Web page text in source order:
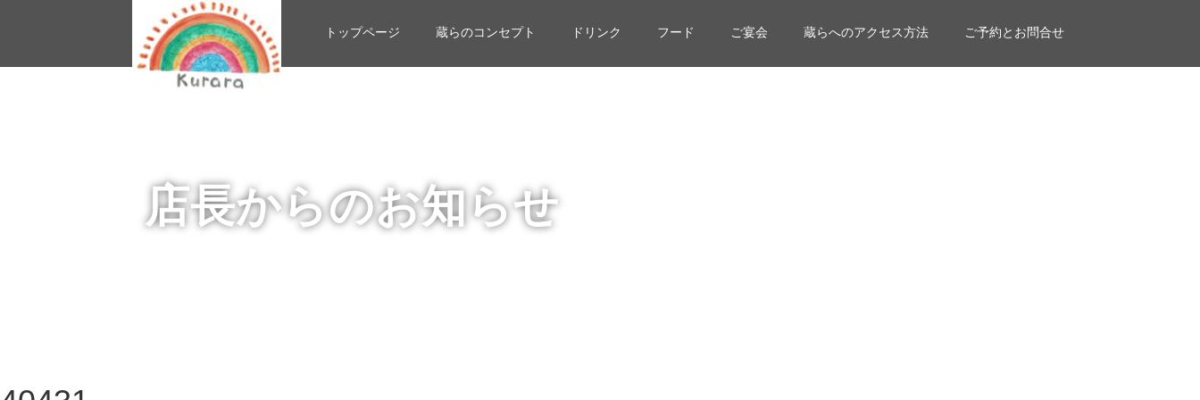
トップページ 蔵らのコンセプト ドリンク フード ご宴会 蔵らへのアクセス方法 ご予約とお問合せ
店長からのお知らせ